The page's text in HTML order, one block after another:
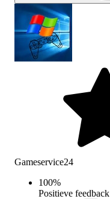
Gameservice24
100%
Positieve feedback